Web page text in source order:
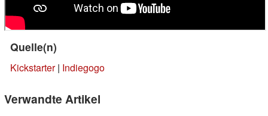
Quelle(n)
Kickstarter| Indiegogo
Verwandte Artikel